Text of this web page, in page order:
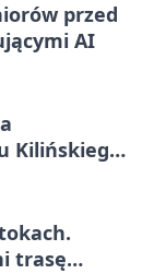
przed
AI
Kilińskiego
trasę